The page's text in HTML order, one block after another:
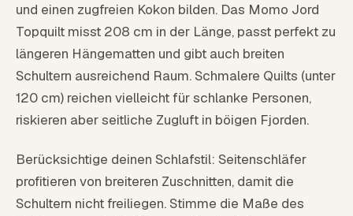
und einen zugfreien Kokon bilden. Das Momo Jord
Topquilt misst 208 cm in der Länge, passt perfekt zu
längeren Hängematten und gibt auch breiten
Schultern ausreichend Raum. Schmalere Quilts (unter
120 cm) reichen vielleicht für schlanke Personen,
riskieren aber seitliche Zugluft in böigen Fjorden.
Berücksichtige deinen Schlafstil: Seitenschläfer
profitieren von breiteren Zuschnitten, damit die
Schultern nicht freiliegen. Stimme die Maße des